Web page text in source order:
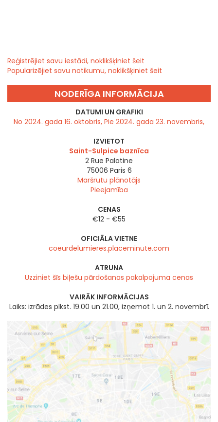
Reģistrējiet savu iestādi, noklikšķiniet šeit
Popularizējiet savu notikumu, noklikšķiniet šeit
NODERĪGA INFORMĀCIJA
DATUMI UN GRAFIKI
No 2024. gada 16. oktobris, Pie 2024. gada 23. novembris,
IZVIETOT
Saint-Sulpice baznīca
2 Rue Palatine
75006 Paris 6
Maršrutu plānotājs
Pieejamība
CENAS
€12 - €55
OFICIĀLA VIETNE
coeurdelumieres.placeminute.com
ATRUNA
Uzziniet šīs biļešu pārdošanas pakalpojuma cenas
VAIRĀK INFORMĀCIJAS
Laiks: izrādes plkst. 19.00 un 21.00, izņemot 1. un 2. novembrī.